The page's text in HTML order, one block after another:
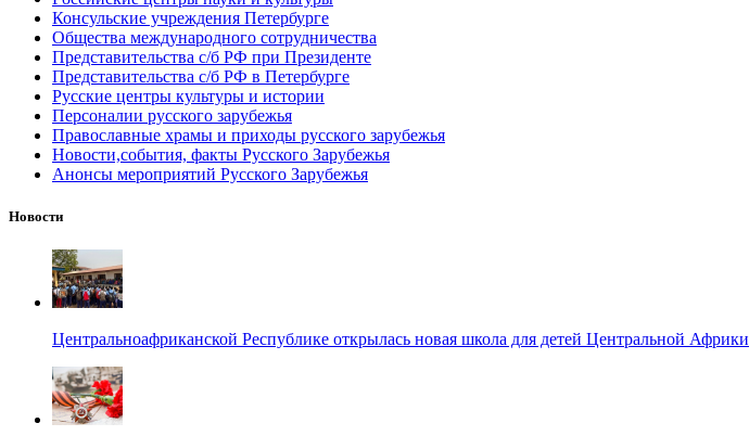
Консульские учреждения Петербурге
Общества международного сотрудничества
Представительства с/б РФ при Президенте
Представительства с/б РФ в Петербурге
Русские центры культуры и истории
Персоналии русского зарубежья
Православные храмы и приходы русского зарубежья
Новости,события, факты Русского Зарубежья
Анонсы мероприятий Русского Зарубежья
Новости
Центральноафриканской Республике открылась новая школа для детей Центральной Африки